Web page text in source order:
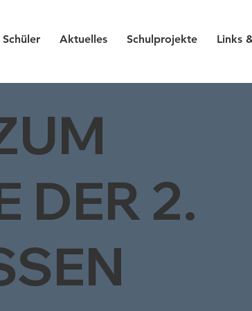
Aktuelles Schulprojekte Links
DER 2.